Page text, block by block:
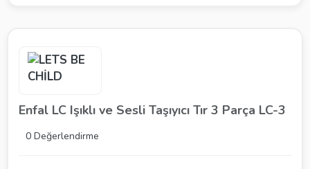
Enfal LC Işıklı ve Sesli Taşıyıcı Tır 3 Parça LC-3
0 Değerlendirme